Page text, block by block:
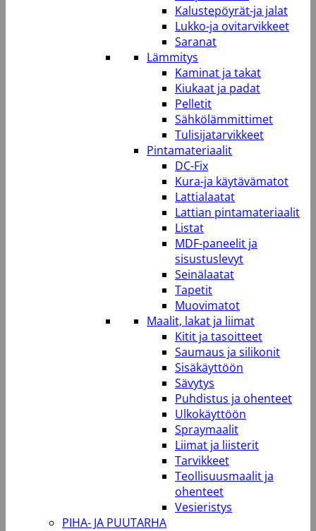
Kalustepöyrät-ja jalat
Lukko-ja ovitarvikkeet
Saranat
Lämmitys
Kaminat ja takat
Kiukaat ja padat
Pelletit
Sähkölämmittimet
Tulisijatarvikkeet
Pintamateriaalit
DC-Fix
Kura-ja käytävämatot
Lattialaatat
Lattian pintamateriaalit
Listat
MDF-paneelit ja
sisustuslevyt
Seinälaatat
Tapetit
Muovimatot
Maalit, lakat ja liimat
Kitit ja tasoitteet
Saumaus ja silikonit
Sisäkäyttöön
Sävytys
Puhdistus ja ohenteet
Ulkokäyttöön
Spraymaalit
Liimat ja liisterit
Tarvikkeet
Teollisuusmaalit ja
ohenteet
Vesieristys
PIHA- JA PUUTARHA